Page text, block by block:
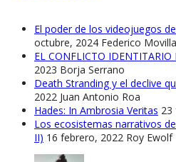
El poder de los videojuegos
octubre, 2024 Federico Movilla
EL CONFLICTO IDENTITARIO
2023 Borja Serrano
Death Stranding y el declive
2022 Juan Antonio Roa
Hades: In Ambrosia Veritas 23
Los ecosistemas narrativos
II) 16 febrero, 2022 Roy Ewolf